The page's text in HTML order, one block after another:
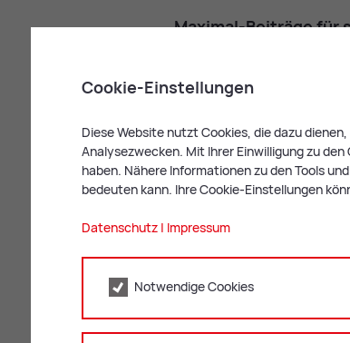
Ma­xi­mal-Bei­trä­ge für
Krippe/
Woche
Woche
Essensbeitrag
pro Portion
Cookie-Einstellungen
Diese Website nutzt Cookies, die dazu
Analysezwecken. Mit Ihrer Einwilligung zu
haben. Nähere Informationen zu den Tools
bedeuten kann. Ihre Cookie-Einstellungen
Datenschutz| Impressum
Notwendige Cookies